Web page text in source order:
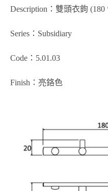
Description：雙頭衣鉤
Series：Subsidiary
Code：5.01.03
Finish：亮鉻色